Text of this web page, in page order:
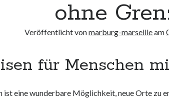
ohne
Veröffentlicht vonmarburg-marseilleam
für Menschen
ist eine wunderbare Möglichkeit, neue Orte zu